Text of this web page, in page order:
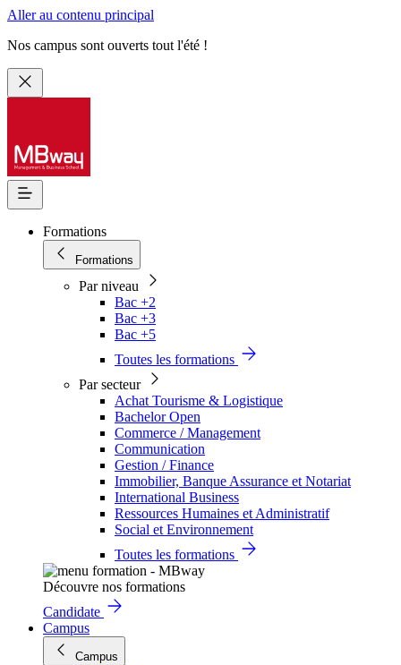
Aller au contenu principal
Nos campus sont ouverts tout l'été !
Formations
Formations
Par niveau
Bac +2
Bac +3
Bac +5
Toutes les formations
Par secteur
Achat Tourisme & Logistique
Bachelor Open
Commerce / Management
Communication
Gestion / Finance
Immobilier, Banque Assurance et Notariat
International Business
Ressources Humaines et Administratif
Social et Environnement
Toutes les formations
Découvre nos formations
Candidate
Campus
Campus